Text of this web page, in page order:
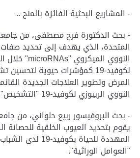
- المشاريع البحثية الفائزة بالمنح ..
- بحث الدكتورة فرح مصطفى، من جامعة
المتحدة، الذي يهدف إلى تحديد صفات
النووي الميكروي " microRNAs" خلال
لكوفيد-19 كمؤشرات حيوية
المرض وتطوير العلاجات الجديدة
النووي الريبوزي لكوفيد-19 "التشخيص".
- بحث البروفيسور ربيع حلواني، من
يقوم بتحديد العيوب الخلقية للحصانة
المهددة للحياة
"العوامل الوراثية".